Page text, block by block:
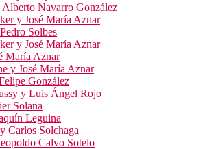
Navarro González
y José María Aznar
Solbes
y José María Aznar
María Aznar
y José María Aznar
González
y Luis Ángel Rojo
Solana
Leguina
Carlos Solchaga
Calvo Sotelo